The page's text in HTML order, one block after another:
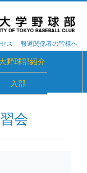
ス 報道関係者の皆様へ
野球部紹介
入部
会